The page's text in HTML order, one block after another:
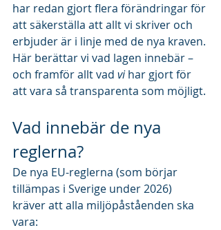
har redan gjort flera förändringar för
att säkerställa att allt vi skriver och
erbjuder är i linje med de nya kraven.
Här berättar vi vad lagen innebär –
och framför allt vad vi har gjort för
att vara så transparenta som möjligt.
Vad innebär de nya
reglerna?
De nya EU-reglerna (som börjar
tillämpas i Sverige under 2026)
kräver att alla miljöpåståenden ska
vara: